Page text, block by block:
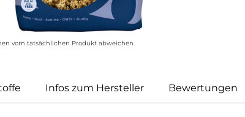
vom tatsächlichen Produkt abweichen.
Infos zum Hersteller Bewertungen